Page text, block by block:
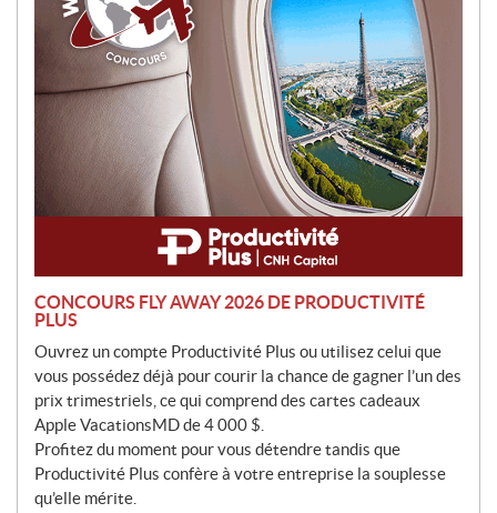
o
CONCOURS FLY AWAY 2026 DE PRODUCTIVITÉ
PLUS
Ouvrez un compte Productivité Plus ou utilisez celui que
vous possédez déjà pour courir la chance de gagner l’un des
prix trimestriels, ce qui comprend des cartes cadeaux
Apple VacationsMD de 4 000 $.
Profitez du moment pour vous détendre tandis que
Productivité Plus confère à votre entreprise la souplesse
qu’elle mérite.